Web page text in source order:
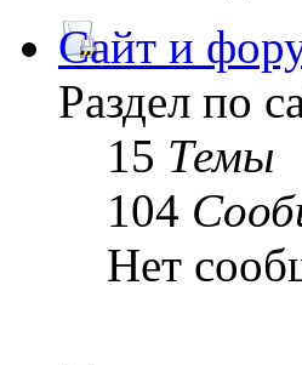
Сайт и
Раздел по
15 Темы
104
Нет